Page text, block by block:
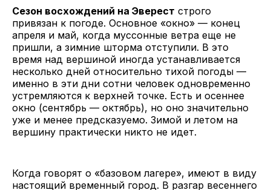
Сезон восхождений на Эверест строго
привязан к погоде. Основное «окно» — конец
апреля и май, когда муссонные ветра еще не
пришли, а зимние шторма отступили. В это
время над вершиной иногда устанавливается
несколько дней относительно тихой погоды —
именно в эти дни сотни человек одновременно
устремляются к верхней точке. Есть и осеннее
окно (сентябрь — октябрь), но оно значительно
уже и менее предсказуемо. Зимой и летом на
вершину практически никто не идет.
Когда говорят о «базовом лагере», имеют в виду
настоящий временный город. В разгар весеннего